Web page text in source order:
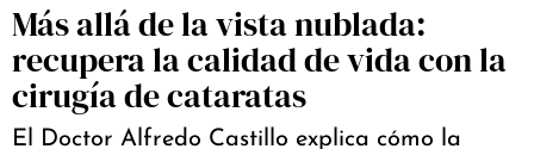
Más allá de la vista nublada:
recupera la calidad de vida con la
cirugía de cataratas
El Doctor Alfredo Castillo explica cómo la